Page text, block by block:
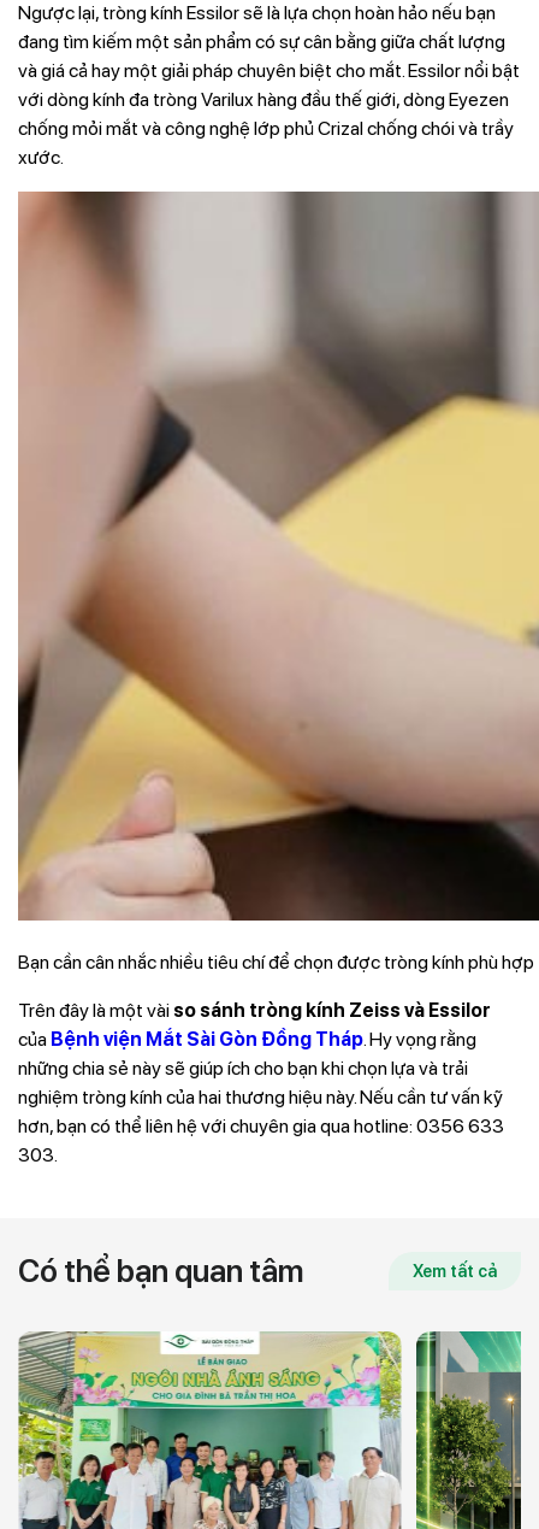
Ngược lại, tròng kính Essilor sẽ là lựa chọn hoàn hảo nếu bạn
đang tìm kiếm một sản phẩm có sự cân bằng giữa chất lượng
và giá cả hay một giải pháp chuyên biệt cho mắt. Essilor nổi bật
với dòng kính đa tròng Varilux hàng đầu thế giới, dòng Eyezen
chống mỏi mắt và công nghệ lớp phủ Crizal chống chói và trầy
xước.
Bạn cần cân nhắc nhiều tiêu chí để chọn được tròng kính phù hợp
Trên đây là một vài so sánh tròng kính Zeiss và Essilor
của Bệnh viện Mắt Sài Gòn Đồng Tháp. Hy vọng rằng
những chia sẻ này sẽ giúp ích cho bạn khi chọn lựa và trải
nghiệm tròng kính của hai thương hiệu này. Nếu cần tư vấn kỹ
hơn, bạn có thể liên hệ với chuyên gia qua hotline: 0356 633
303.
Có thể bạn quan tâm Xem tất cả